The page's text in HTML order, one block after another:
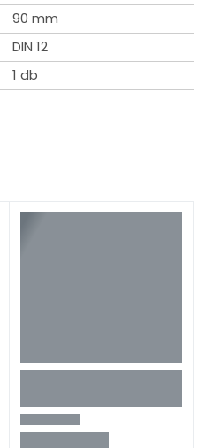
90 mm
DIN 12
1 db